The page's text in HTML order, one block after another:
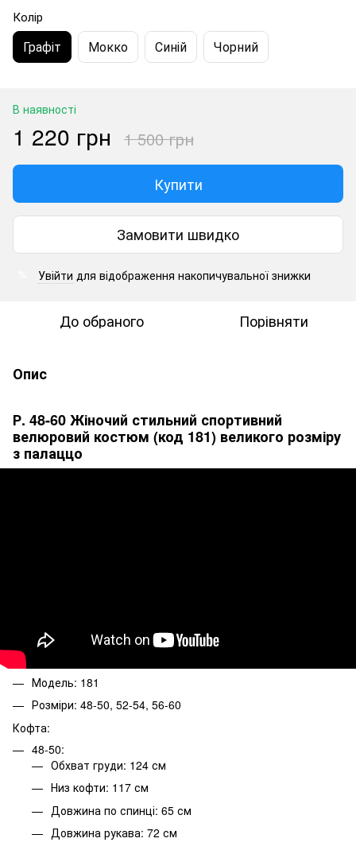
Колір
Графіт Мокко Синій Чорний
В наявності
1 220 грн 1 500 грн
Купити
Замовити швидко
Увійти для відображення накопичувальної знижки
До обраного Порівняти
Опис
Р. 48-60 Жіночий стильний спортивний
велюровий костюм (код 181) великого розміру
з палаццо
Модель: 181
Розміри: 48-50, 52-54, 56-60
Кофта:
48-50:
Обхват груди: 124 см
Низ кофти: 117 см
Довжина по спинці: 65 см
Довжина рукава: 72 см